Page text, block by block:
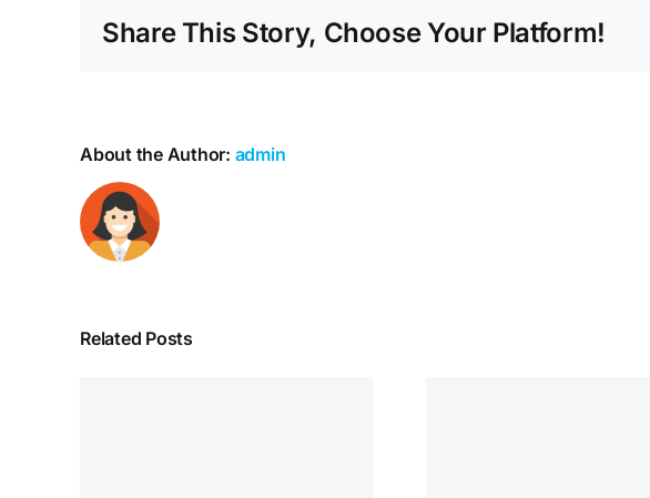
Share This Story, Choose Your Platform!
About the Author: admin
Related Posts